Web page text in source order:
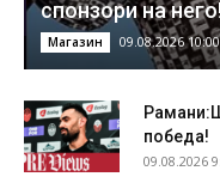
спонзори на
Магазин 09.08.2026 10:00
победа!
09.08.2026